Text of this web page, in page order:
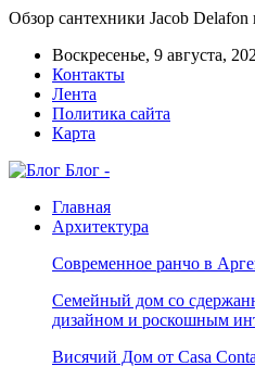
Обзор сантехники Jacob Delafon
Воскресенье, 9 августа,
Контакты
Лента
Политика сайта
Карта
Блог -
Главная
Архитектура
Современное ранчо в
Семейный дом со
дизайном и роскошным
Висячий Дом от Casa